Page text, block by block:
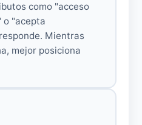
como "acceso
o "acepta
Mientras
mejor posiciona